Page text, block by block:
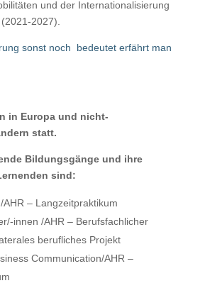
und der Internationalisierung
2027).
sonst noch bedeutet erfährt man
in Europa und nicht-
statt.
Bildungsgänge und ihre
Lernenden sind:
– Langzeitpraktikum
innen /AHR – Berufsfachlicher
berufliches Projekt
Communication/AHR –